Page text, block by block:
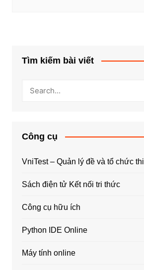
Tìm kiếm bài viết
Công cụ
VniTest – Quản lý đề và tổ chức thi
Sách điện tử Kết nối tri thức
Công cụ hữu ích
Python IDE Online
Máy tính online